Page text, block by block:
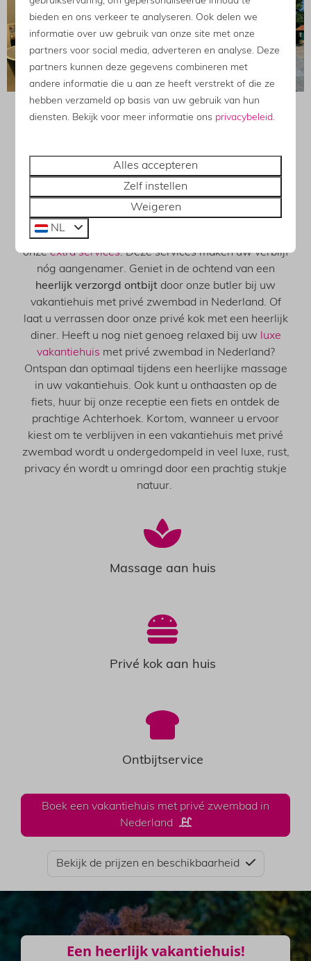
in uw vakantiehuis met privé
zwembad
Naast het vakantiehuis met privé zwembad, sauna,
hottub én Sunshower kunt u ook gebruik maken van
onzeextra services. Deze services maken uw verblijf
nóg aangenamer. Geniet in de ochtend van een
heerlijk verzorgd ontbijt door onze butler bij uw
vakantiehuis met privé zwembad in Nederland. Of
laat u verrassen door onze privé kok met een heerlijk
diner. Heeft u nog niet genoeg relaxed bij uw luxe
vakantiehuis met privé zwembad in Nederland?
Ontspan dan optimaal tijdens een heerlijke massage
in uw vakantiehuis. Ook kunt u onthaasten op de
fiets, huur bij onze receptie een fiets en ontdek de
prachtige Achterhoek. Kortom, wanneer u ervoor
kiest om te verblijven in een vakantiehuis met privé
zwembad wordt u ondergedompeld in veel luxe, rust,
privacy én wordt u omringd door een prachtig stukje
natuur.
Massage aan huis
Privé kok aan huis
Ontbijtservice
Boek een vakantiehuis met privé zwembad in
Nederland
Bekijk de prijzen en beschikbaarheid
Een heerlijk vakantiehuis!
bieden en ons verkeer te analyseren. Ook delen we
informatie over uw gebruik van onze site met onze
partners voor social media, adverteren en analyse. Deze
partners kunnen deze gegevens combineren met
andere informatie die u aan ze heeft verstrekt of die ze
hebben verzameld op basis van uw gebruik van hun
diensten. Bekijk voor meer informatie ons privacybeleid.
Alles accepteren
Zelf instellen
Weigeren
NL